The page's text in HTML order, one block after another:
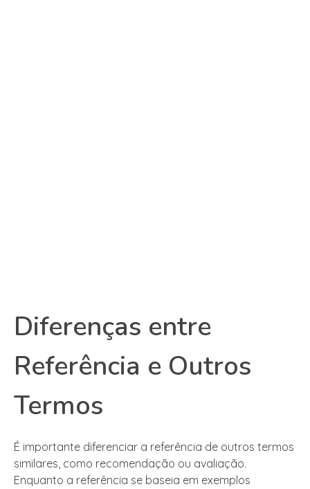
Diferenças entre
Referência e Outros
Termos
É importante diferenciar a referência de outros termos
similares, como recomendação ou avaliação.
Enquanto a referência se baseia em exemplos